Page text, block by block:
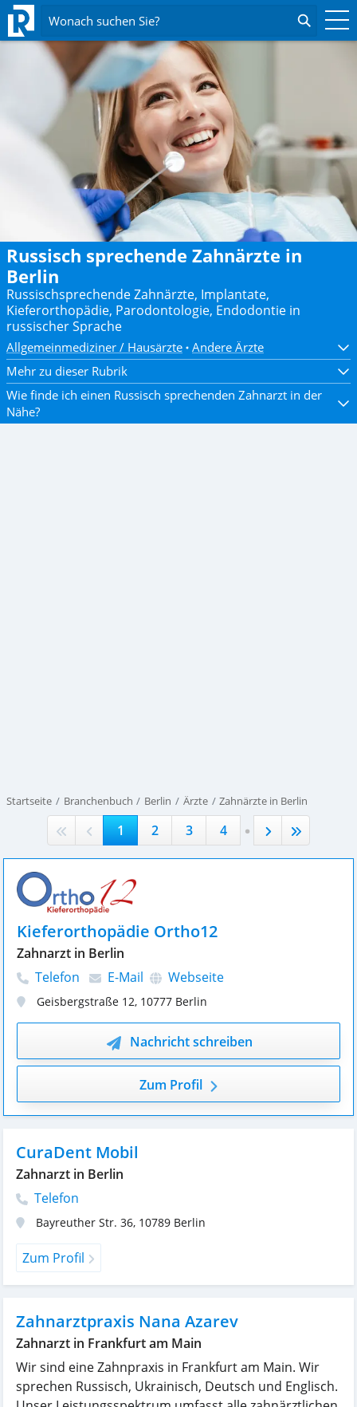
Wonach suchen Sie?
Russisch sprechende Zahnärzte in
Berlin
Russischsprechende Zahnärzte, Implantate,
Kieferorthopädie, Parodontologie, Endodontie in
russischer Sprache
Allgemeinmediziner / Hausärzte Andere Ärzte
Mehr zu dieser Rubrik
Wie finde ich einen Russisch sprechenden Zahnarzt in der
Nähe?
Startseite Branchenbuch Berlin Ärzte Zahnärzte in Berlin
1 2 3 4 .
Kieferorthopädie Ortho12
Zahnarzt in Berlin
Telefon
E-Mail Webseite
Geisbergstraße 12, 10777 Berlin
Nachricht schreiben
Zum Profil
CuraDent Mobil
Zahnarzt in Berlin
Telefon
Bayreuther Str. 36, 10789 Berlin
Zum Profil
Zahnarztpraxis Nana Azarev
Zahnarzt in Frankfurt am Main
Wir sind eine Zahnpraxis in Frankfurt am Main. Wir
sprechen Russisch, Ukrainisch, Deutsch und Englisch.